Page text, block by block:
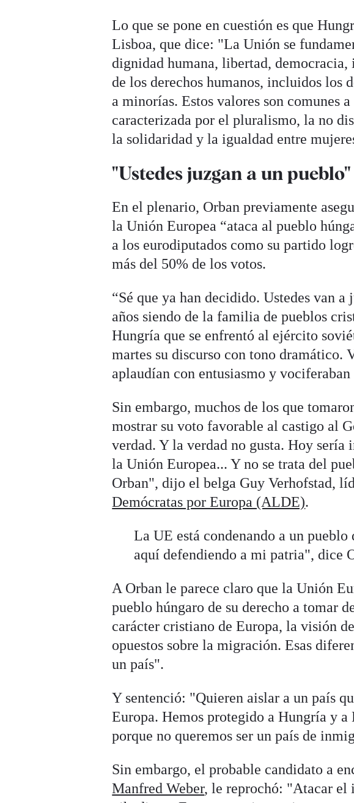
Lo que se pone en cuestión es que
Lisboa, que dice: "La Unión se
dignidad humana, libertad, democracia,
de los derechos humanos, incluidos los
a minorías. Estos valores son comunes
caracterizada por el pluralismo, la no
la solidaridad y la igualdad entre
"Ustedes juzgan a un pueblo"
En el plenario, Orban previamente
la Unión Europea “ataca al pueblo
a los eurodiputados como su partido
más del 50% de los votos.
“Sé que ya han decidido. Ustedes van
años siendo de la familia de pueblos
Hungría que se enfrentó al ejército
martes su discurso con tono dramático.
aplaudían con entusiasmo y
Sin embargo, muchos de los que
mostrar su voto favorable al castigo al
verdad. Y la verdad no gusta. Hoy
la Unión Europea... Y no se trata del
Orban", dijo el belga Guy Verhofstad,
Demócratas por Europa (ALDE).
La UE está condenando a un
aquí defendiendo a mi patria", dice
A Orban le parece claro que la Unión
pueblo húngaro de su derecho a tomar
carácter cristiano de Europa, la visión
opuestos sobre la migración. Esas
un país".
Y sentenció: "Quieren aislar a un país
Europa. Hemos protegido a Hungría y
porque no queremos ser un país de
Sin embargo, el probable candidato a
Manfred Weber, le reprochó: "Atacar el